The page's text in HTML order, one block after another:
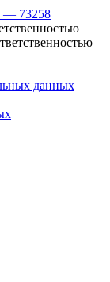
— 73258
данных